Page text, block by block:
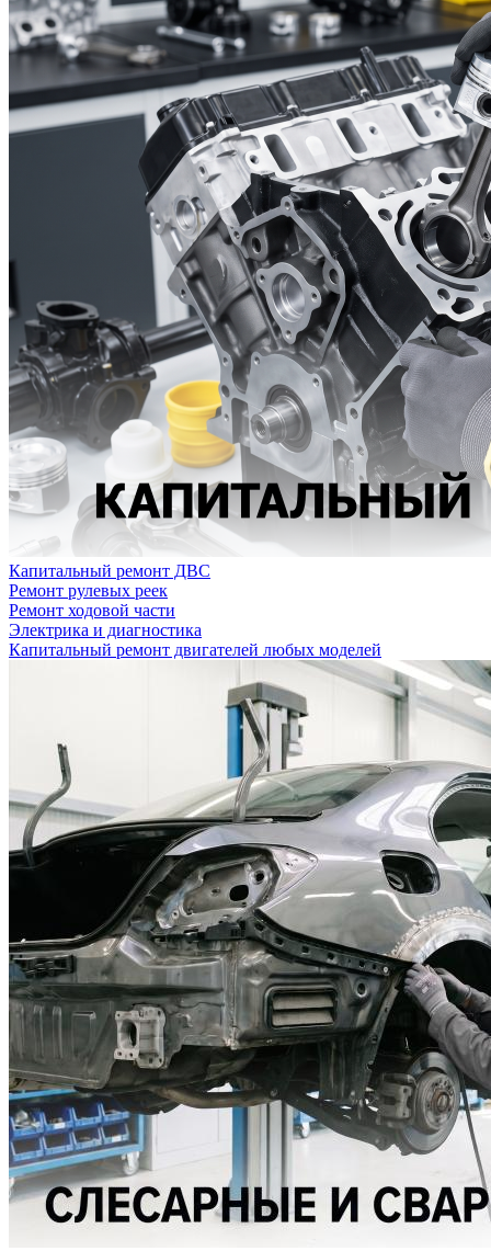
Капитальный ремонт ДВС
Ремонт рулевых реек
Ремонт ходовой части
Электрика и диагностика
Капитальный ремонт двигателей любых моделей